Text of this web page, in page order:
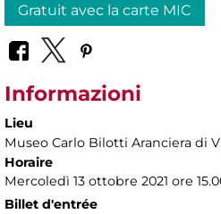
Gratuit avec la carte MIC
Informazioni
Lieu
Museo Carlo Bilotti Aranciera di
Horaire
Mercoledì 13 ottobre 2021 ore
Billet d'entrée